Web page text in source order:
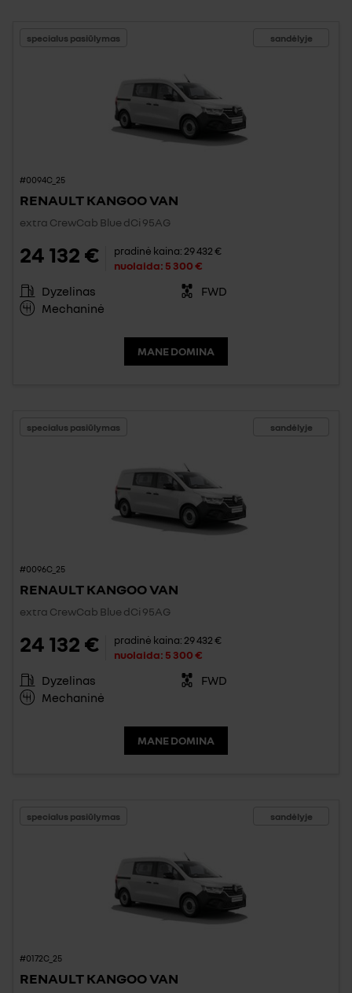
sandėlyje
specialus pasiūlymas
#0094C_25
RENAULT KANGOO VAN
extra CrewCab Blue dCi 95AG
24 132 € pradinė kaina: 29 432 €
nuolaida: 5 300 €
Dyzelinas
FWD
Mechaninė
MANE DOMINA
sandėlyje
specialus pasiūlymas
#0096C_25
RENAULT KANGOO VAN
extra CrewCab Blue dCi 95AG
24 132 € pradinė kaina: 29 432 €
nuolaida: 5 300 €
Dyzelinas
FWD
Mechaninė
MANE DOMINA
sandėlyje
specialus pasiūlymas
#0172C_25
RENAULT KANGOO VAN